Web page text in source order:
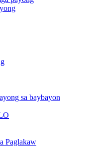
sa baybayon
Paglakaw